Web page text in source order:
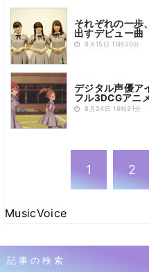
それぞれの一
出すデビュー曲
9月15日 11時30分
デジタル声優ア
フル3DCGアニ
8月24日 16時31分
1 2
MusicVoice
記事の検索